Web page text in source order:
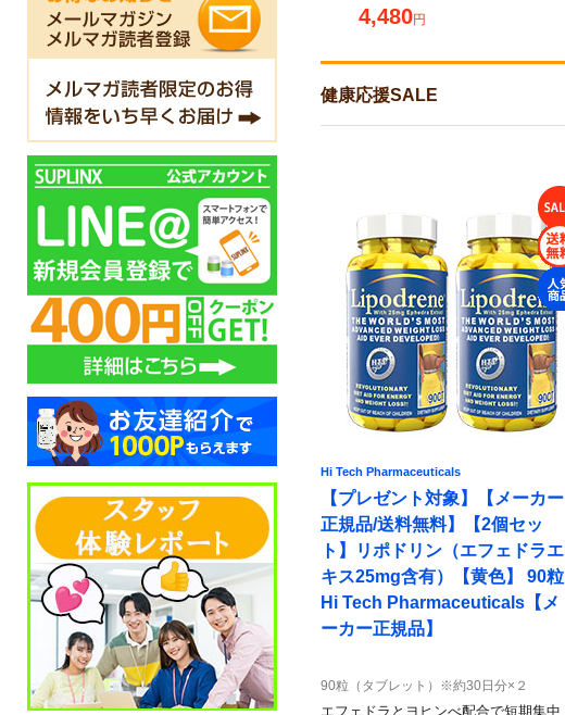
7,180円 4,480円
健康応援SALE
Hi Tech Pharmaceuticals
【プレゼント対象】【メーカー
正規品/送料無料】【2個セッ
ト】リポドリン（エフェドラエ
キス25mg含有）【黄色】 90粒
Hi Tech Pharmaceuticals【メ
ーカー正規品】
90粒（タブレット）※約30日分×２
エフェドラとヨヒンべ配合で短期集中